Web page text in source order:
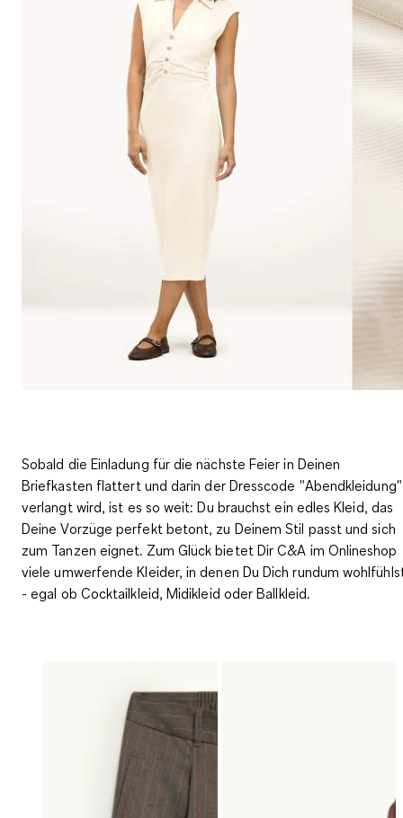
Sobald die Einladung für die nächste Feier in Deinen
Briefkasten flattert und darin der Dresscode "Abendkleidung"
verlangt wird, ist es so weit: Du brauchst ein edles Kleid, das
Deine Vorzüge perfekt betont, zu Deinem Stil passt und sich
zum Tanzen eignet. Zum Glück bietet Dir C&A im Onlineshop
viele umwerfende Kleider, in denen Du Dich rundum
- egal ob Cocktailkleid, Midikleid oder Ballkleid.